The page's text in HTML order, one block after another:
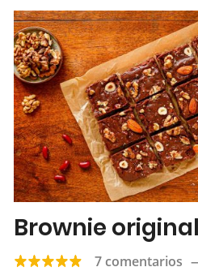
Brownie original
7 comentarios